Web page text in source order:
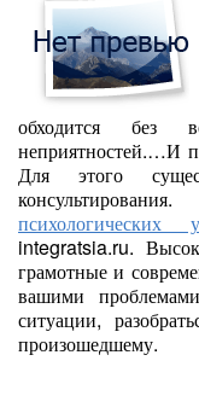
обходится без
неприятностей.…И
Для этого
психологических
integratsia.ru.
грамотные и
вашими
ситуации,
произошедшему.